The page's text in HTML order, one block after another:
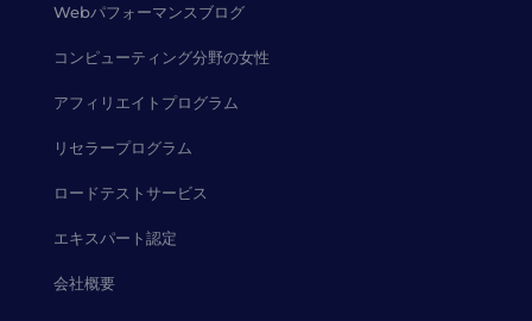
Webパフォーマンスブログ
コンピューティング分野の女性
アフィリエイトプログラム
リセラープログラム
ロードテストサービス
エキスパート認定
会社概要